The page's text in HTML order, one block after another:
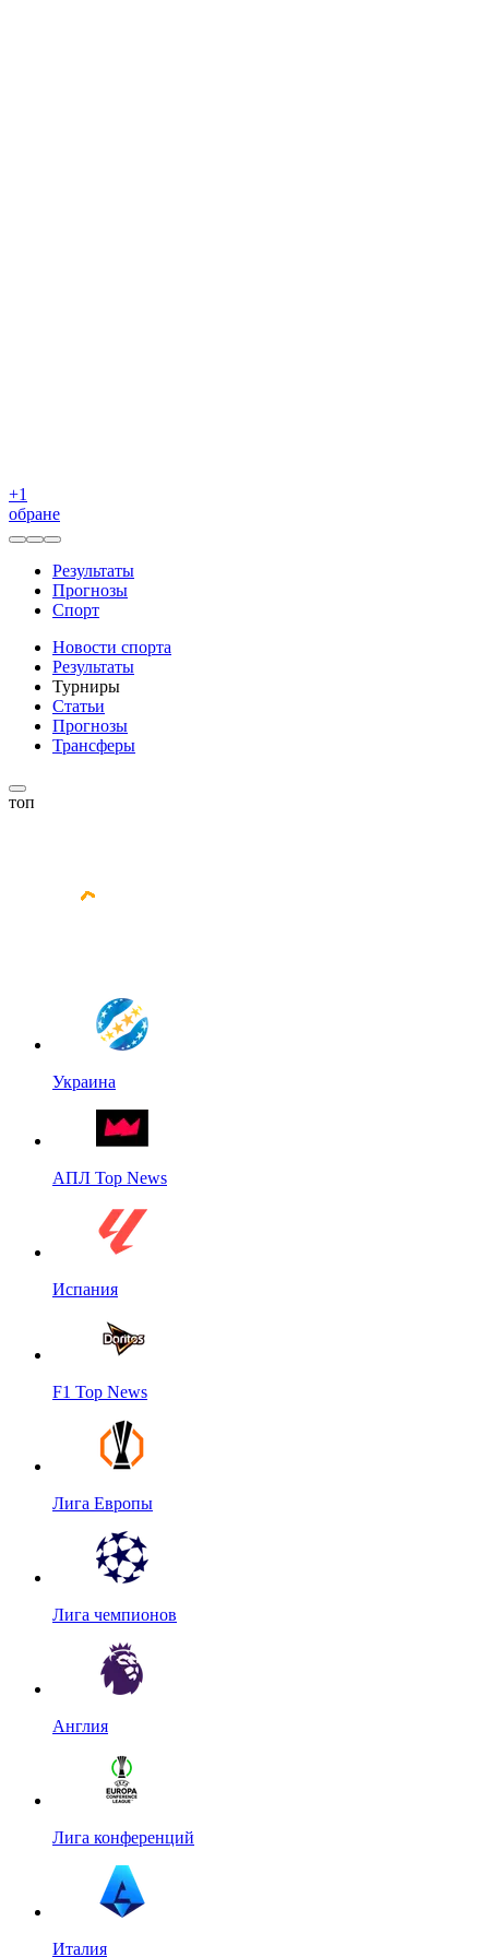
+1
обране
Результаты
Прогнозы
Спорт
Новости спорта
Результаты
Турниры
Статьи
Прогнозы
Трансферы
топ
Украина
АПЛ Top News
Испания
F1 Top News
Лига Европы
Лига чемпионов
Англия
Лига конференций
Италия